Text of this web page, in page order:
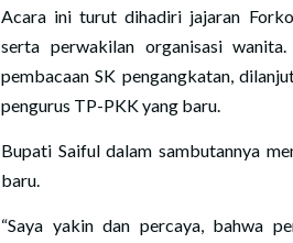
Acara ini turut dihadiri jajaran
serta perwakilan organisasi
pembacaan SK pengangkatan,
pengurus TP-PKK yang baru.
Bupati Saiful dalam sambutannya
baru.
“Saya yakin dan percaya, bahwa